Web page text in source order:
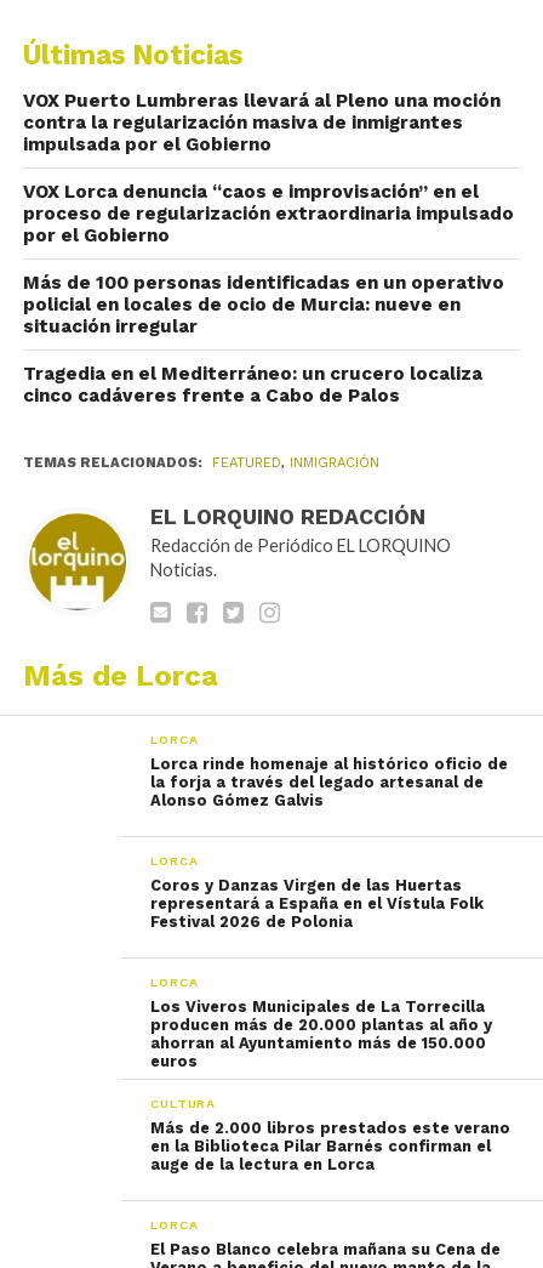
Últimas Noticias
VOX Puerto Lumbreras llevará al Pleno una moción
contra la regularización masiva de inmigrantes
impulsada por el Gobierno
VOX Lorca denuncia “caos e improvisación” en el
proceso de regularización extraordinaria impulsado
por el Gobierno
Más de 100 personas identificadas en un operativo
policial en locales de ocio de Murcia: nueve en
situación irregular
Tragedia en el Mediterráneo: un crucero localiza
cinco cadáveres frente a Cabo de Palos
TEMAS RELACIONADOS: FEATURED, INMIGRACIÓN
EL LORQUINO REDACCIÓN
Redacción de Periódico EL LORQUINO
Noticias.
Más de Lorca
LORCA
Lorca rinde homenaje al histórico oficio de
la forja a través del legado artesanal de
Alonso Gómez Galvis
LORCA
Coros y Danzas Virgen de las Huertas
representará a España en el Vístula Folk
Festival 2026 de Polonia
LORCA
Los Viveros Municipales de La Torrecilla
producen más de 20.000 plantas al año y
ahorran al Ayuntamiento más de 150.000
euros
CULTURA
Más de 2.000 libros prestados este verano
en la Biblioteca Pilar Barnés confirman el
auge de la lectura en Lorca
LORCA
El Paso Blanco celebra mañana su Cena de